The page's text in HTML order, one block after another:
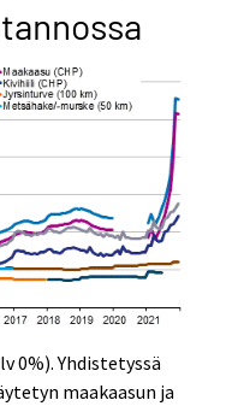
0%). Yhdistetyssä
maakaasun ja